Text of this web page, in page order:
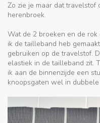
Zo zie je maar dat
herenbroek.
Wat de 2 broeken en de
ik de tailleband heb
gebruiken op de travelstof.
elastiek in de tailleband zit.
ik aan de binnenzijde een
knoopsgaten wel in